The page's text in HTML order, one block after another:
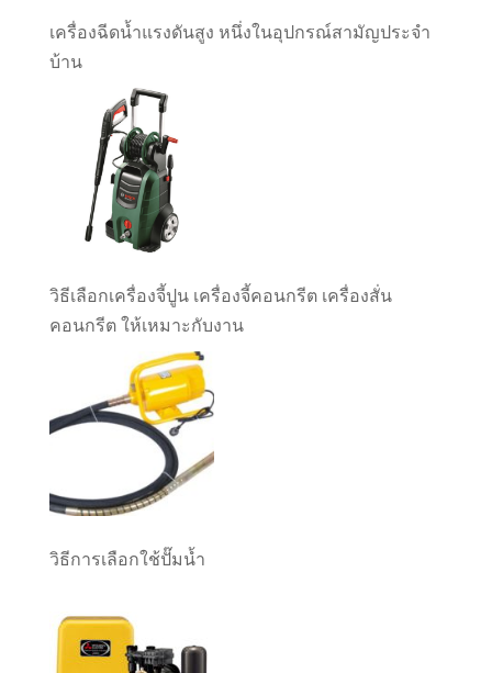
เครื่องฉีดน้ำแรงดันสูง หนึ่งในอุปกรณ์สามัญประจำ
บ้าน
วิธีเลือกเครื่องจี้ปูน เครื่องจี้คอนกรีต เครื่องสั่น
คอนกรีต ให้เหมาะกับงาน
วิธีการเลือกใช้ปั๊มน้ำ